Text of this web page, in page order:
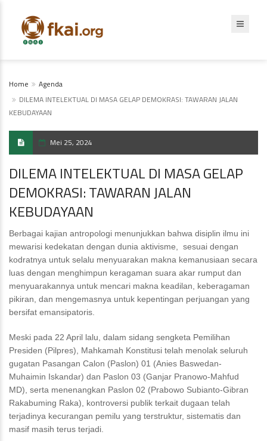
Home
Agenda
DILEMA INTELEKTUAL DI MASA GELAP DEMOKRASI: TAWARAN JALAN
KEBUDAYAAN
Mei 25, 2024
DILEMA INTELEKTUAL DI MASA GELAP
DEMOKRASI: TAWARAN JALAN
KEBUDAYAAN
Berbagai kajian antropologi menunjukkan bahwa disiplin ilmu ini
mewarisi kedekatan dengan dunia aktivisme, sesuai dengan
kodratnya untuk selalu menyuarakan makna kemanusiaan secara
luas dengan menghimpun keragaman suara akar rumput dan
menyuarakannya untuk mencari makna keadilan, keberagaman
pikiran, dan mengemasnya untuk kepentingan perjuangan yang
bersifat emansipatoris.
Meski pada 22 April lalu, dalam sidang sengketa Pemilihan
Presiden (Pilpres), Mahkamah Konstitusi telah menolak seluruh
gugatan Pasangan Calon (Paslon) 01 (Anies Baswedan-
Muhaimin Iskandar) dan Paslon 03 (Ganjar Pranowo-Mahfud
MD), serta menenangkan Paslon 02 (Prabowo Subianto-Gibran
Rakabuming Raka), kontroversi publik terkait dugaan telah
terjadinya kecurangan pemilu yang terstruktur, sistematis dan
masif masih terus terjadi.